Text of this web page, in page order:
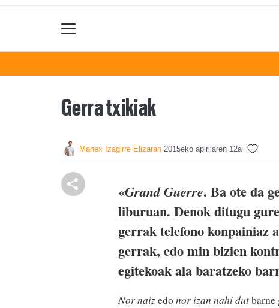
Gerra txikiak
Manex Izagirre Elizaran 2015eko apirilaren 12a
«Grand Guerre. Ba ote da
liburuan. Denok ditugu
gerrak telefono konpainiaz
gerrak, edo min bizien
egitekoak ala baratzeko
Nor naizedonor izan nahi dutbarne